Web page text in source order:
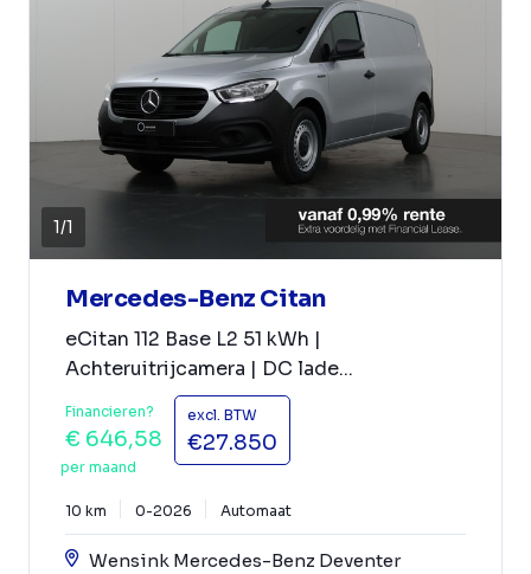
1/1
Mercedes-Benz Citan
eCitan 112 Base L2 51 kWh |
Achteruitrijcamera | DC lade...
Financieren?
€ 646,58
per maand
excl. BTW
€27.850
10 km 0-2026 Automaat
Wensink Mercedes-Benz Deventer